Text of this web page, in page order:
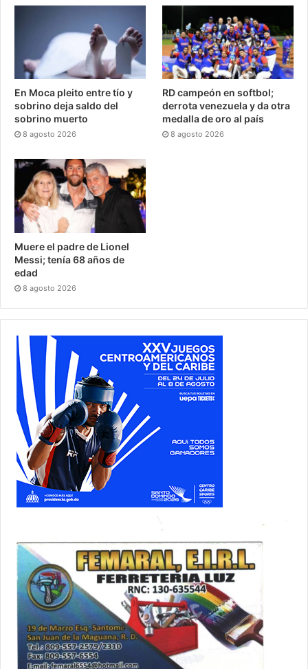
En Moca pleito entre tío y
sobrino deja saldo del
sobrino muerto
8 agosto 2026
RD campeón en softbol;
derrota venezuela y da otra
medalla de oro al país
8 agosto 2026
Muere el padre de Lionel
Messi; tenía 68 años de
edad
8 agosto 2026